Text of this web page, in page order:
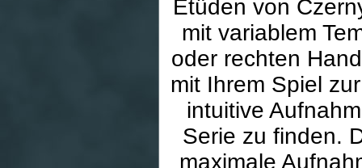
Etüden von
mit variablem
oder rechten
mit Ihrem Spiel
intuitive
Serie zu finden.
maximale